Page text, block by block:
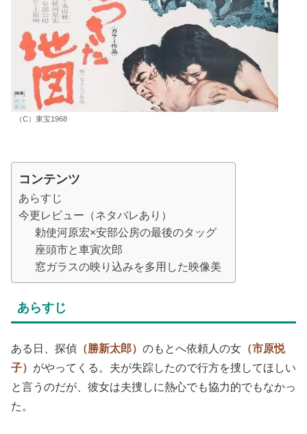
（C）東宝1968
コンテンツ
あらすじ
今更レビュー（ネタバレあり）
勅使河原宏×安部公房の最後のタッグ
座頭市と車寅次郎
窓ガラスの映り込みを多用した映像美
あらすじ
ある日、探偵 （勝新太郎） のもとへ依頼人の女 （市原悦
子） がやってくる。夫が失踪したので行方を捜してほしい
と言うのだが、彼女は夫捜しに熱心でも協力的でもなかっ
た。